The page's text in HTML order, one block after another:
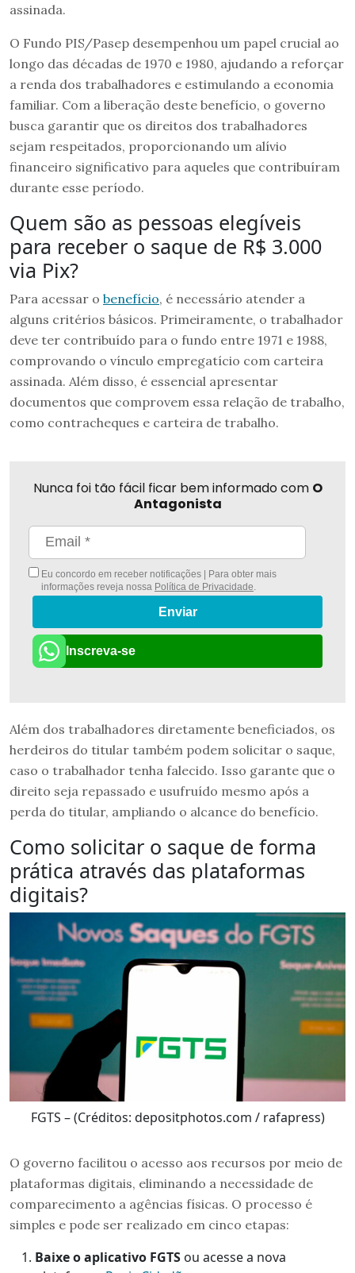
assinada.
O Fundo PIS/Pasep desempenhou um papel crucial ao
longo das décadas de 1970 e 1980, ajudando a reforçar
a renda dos trabalhadores e estimulando a economia
familiar. Com a liberação deste benefício, o governo
busca garantir que os direitos dos trabalhadores
sejam respeitados, proporcionando um alívio
financeiro significativo para aqueles que contribuíram
durante esse período.
Quem são as pessoas elegíveis
para receber o saque de R$ 3.000
via Pix?
Para acessar o benefício, é necessário atender a
alguns critérios básicos. Primeiramente, o trabalhador
deve ter contribuído para o fundo entre 1971 e 1988,
comprovando o vínculo empregatício com carteira
assinada. Além disso, é essencial apresentar
documentos que comprovem essa relação de trabalho,
como contracheques e carteira de trabalho.
Nunca foi tão fácil ficar bem informado com O
Antagonista
Eu concordo em receber notificações | Para obter mais
informações reveja nossa Política de Privacidade
Enviar
Inscreva-se
Além dos trabalhadores diretamente beneficiados, os
herdeiros do titular também podem solicitar o saque,
caso o trabalhador tenha falecido. Isso garante que o
direito seja repassado e usufruído mesmo após a
perda do titular, ampliando o alcance do benefício.
Como solicitar o saque de forma
prática através das plataformas
digitais?
FGTS – (Créditos: depositphotos.com / rafapress)
O governo facilitou o acesso aos recursos por meio de
plataformas digitais, eliminando a necessidade de
comparecimento a agências físicas. O processo é
simples e pode ser realizado em cinco etapas:
Baixe o aplicativo FGTS ou acesse a nova